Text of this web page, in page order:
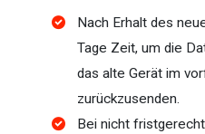
Nach Erhalt des
Tage Zeit, um die
das alte Gerät im
zurückzusenden.
Bei nicht